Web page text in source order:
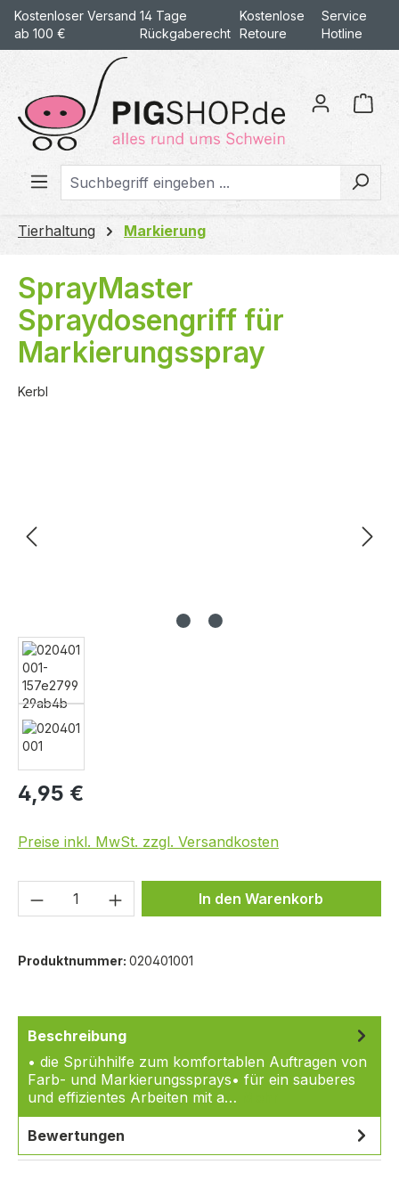
springen
Kostenloser Versand
ab 100 €
14 Tage
Rückgaberecht
Kostenlose
Retoure
Service
Hotline
Tierhaltung Markierung
SprayMaster
Spraydosengriff für
Markierungsspray
Kerbl
4,95 €
Preise inkl. MwSt. zzgl. Versandkosten
Produkt Anzahl: Gib den gewünschten
In den Warenkorb
Produktnummer: 020401001
Beschreibung
• die Sprühhilfe zum komfortablen Auftragen von
Farb- und Markierungssprays• für ein sauberes
und effizientes Arbeiten mit a…
Bewertungen